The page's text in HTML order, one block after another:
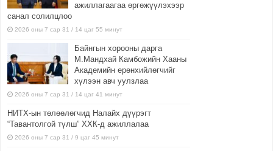
ажиллагаагаа өргөжүүлэхээр
санал солилцлоо
2026 оны 7 сар 31 / 14 цаг 55 минут
Байнгын хорооны дарга
М.Мандхай Камбожийн Хааны
Академийн ерөнхийлөгчийг
хүлээн авч уулзлаа
2026 оны 7 сар 31 / 14 цаг 41 минут
НИТХ-ын төлөөлөгчид Налайх дүүрэгт
“Тавантолгой түлш” ХХК-д ажиллалаа
2026 оны 7 сар 31 / 9 цаг 45 минут